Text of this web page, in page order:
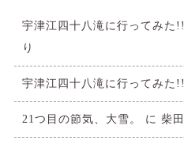
宇津江四十八滝に行ってみた!!
り
宇津江四十八滝に行ってみた!!
21つ目の節気、大雪。 に 柴田